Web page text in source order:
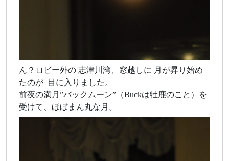
ん？ロビー外の 志津川湾、窓越しに 月が昇り始め
たのが 目に入りました。
前夜の満月”バックムーン”（Buckは牡鹿のこと）を
受けて、ほぼまん丸な月。